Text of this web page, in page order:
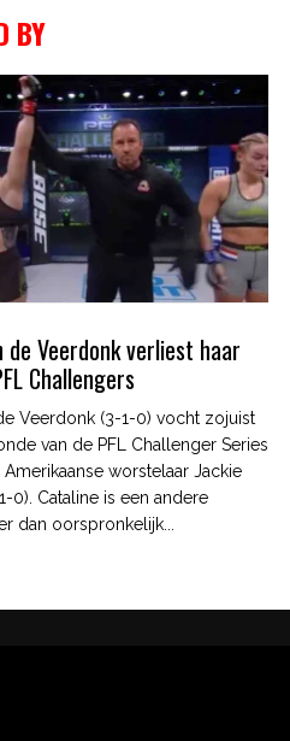
BY
de Veerdonk verliest haar
Challengers
Veerdonk (3-1-0) vocht zojuist
van de PFL Challenger Series
worstelaar Jackie
0). Cataline is een andere
dan oorspronkelijk...